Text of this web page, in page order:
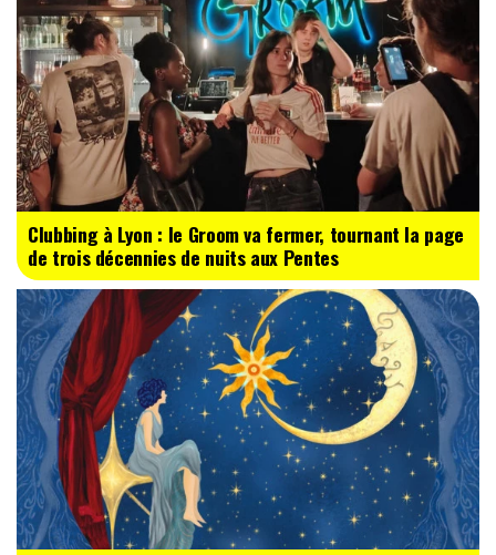
Clubbing à Lyon : le Groom va fermer, tournant la page
de trois décennies de nuits aux Pentes